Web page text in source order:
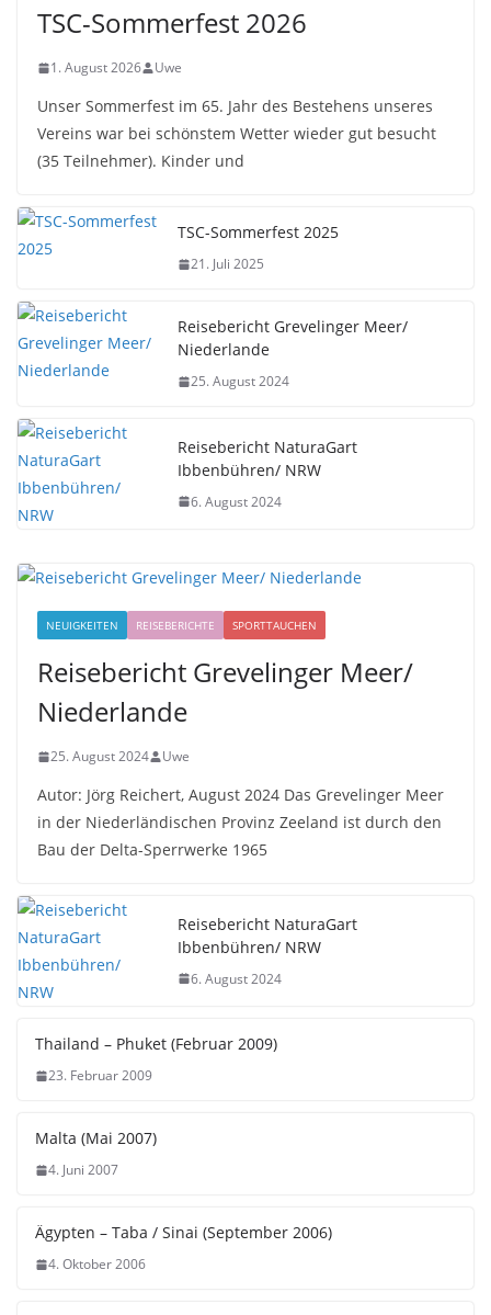
TSC-Sommerfest 2026
1. August 2026 Uwe
Unser Sommerfest im 65. Jahr des Bestehens unseres
Vereins war bei schönstem Wetter wieder gut besucht
(35 Teilnehmer). Kinder und
TSC-Sommerfest 2025
21. Juli 2025
Reisebericht Grevelinger Meer/
Niederlande
25. August 2024
Reisebericht NaturaGart
Ibbenbühren/ NRW
6. August 2024
NEUIGKEITEN REISEBERICHTE SPORTTAUCHEN
Reisebericht Grevelinger Meer/
Niederlande
25. August 2024 Uwe
Autor: Jörg Reichert, August 2024 Das Grevelinger Meer
in der Niederländischen Provinz Zeeland ist durch den
Bau der Delta-Sperrwerke 1965
Reisebericht NaturaGart
Ibbenbühren/ NRW
6. August 2024
Thailand – Phuket (Februar 2009)
23. Februar 2009
Malta (Mai 2007)
4. Juni 2007
Ägypten – Taba / Sinai (September 2006)
4. Oktober 2006